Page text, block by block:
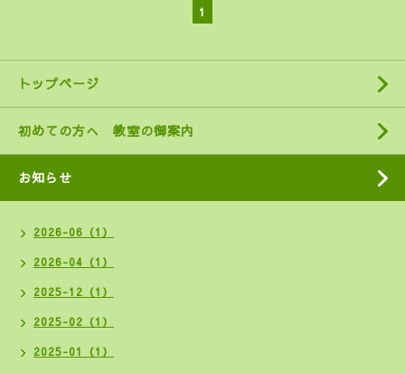
1
トップページ
初めての方へ 教室の御案内
お知らせ
2026-06（1）
2026-04（1）
2025-12（1）
2025-02（1）
2025-01（1）